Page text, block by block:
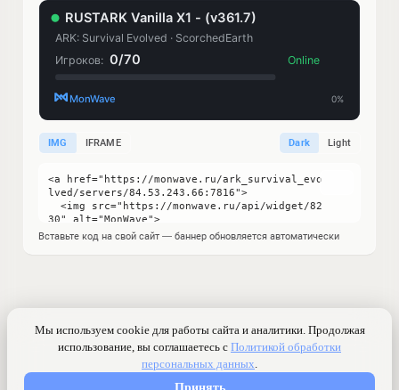
IMG IFRAME Dark Light
Вставьте код на свой сайт — баннер обновляется автоматически